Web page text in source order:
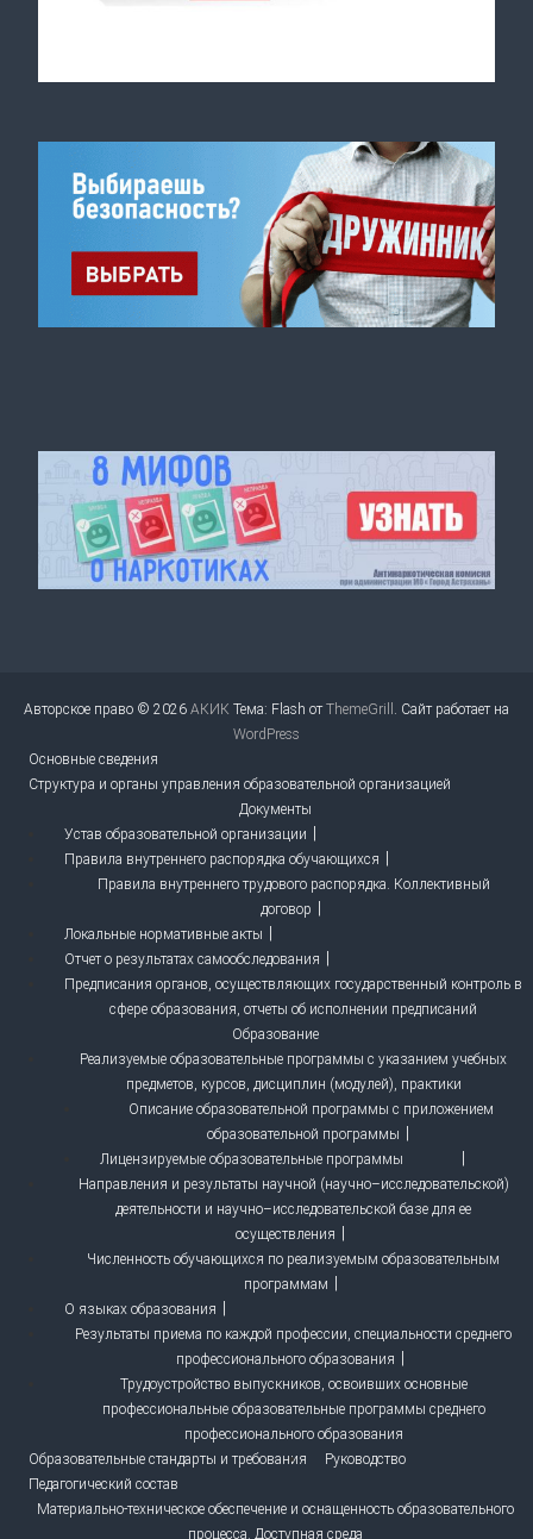
Авторское право © 2026 АКИК Тема: Flash отThemeGrill . Сайт работает на
WordPress
Основные сведения
Структура и органы управления образовательной организацией
Документы
Устав образовательной организации
Правила внутреннего распорядка обучающихся
Правила внутреннего трудового распорядка. Коллективный
договор
Локальные нормативные акты
Отчет о результатах самообследования
Предписания органов, осуществляющих государственный контроль в
сфере образования, отчеты об исполнении предписаний
Образование
Реализуемые образовательные программы с указанием учебных
предметов, курсов, дисциплин (модулей), практики
Описание образовательной программы с приложением
образовательной программы
Лицензируемые образовательные программы
Направления и результаты научной (научно–исследовательской)
деятельности и научно–исследовательской базе для ее
осуществления
Численность обучающихся по реализуемым образовательным
программам
О языках образования
Результаты приема по каждой профессии, специальности среднего
профессионального образования
Трудоустройство выпускников, освоивших основные
профессиональные образовательные программы среднего
профессионального образования
Образовательные стандарты и требования
Руководство
Педагогический состав
Материально-техническое обеспечение и оснащенность образовательного
процесса. Доступная среда